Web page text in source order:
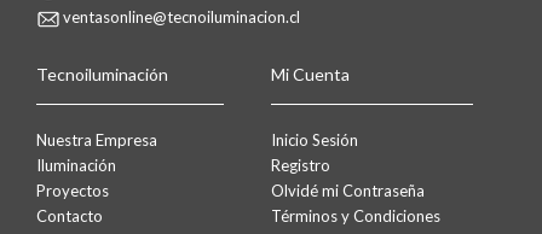
ventasonline@tecnoiluminacion.cl
Tecnoiluminación
Nuestra Empresa
Iluminación
Proyectos
Contacto
Mi Cuenta
Inicio Sesión
Registro
Olvidé mi Contraseña
Términos y Condiciones